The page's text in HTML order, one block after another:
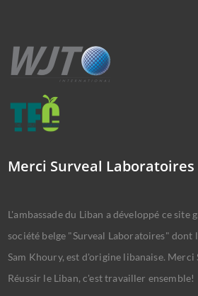
Merci Surveal Laboratoires
L'ambassade du Liban a développé ce site
société belge "Surveal Laboratoires" dont
Sam Khoury, est d'origine libanaise. Merci
Réussir le Liban, c'est travailler ensemble!